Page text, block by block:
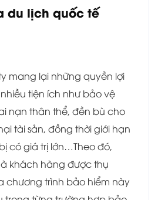
du lịch quốc tế
mang lại những quyền lợi
tiện ích như bảo vệ
nạn thân thể, đền bù cho
tài sản, đồng thời giới hạn
có giá trị lớn…Theo đó,
khách hàng được thụ
chương trình bảo hiểm này